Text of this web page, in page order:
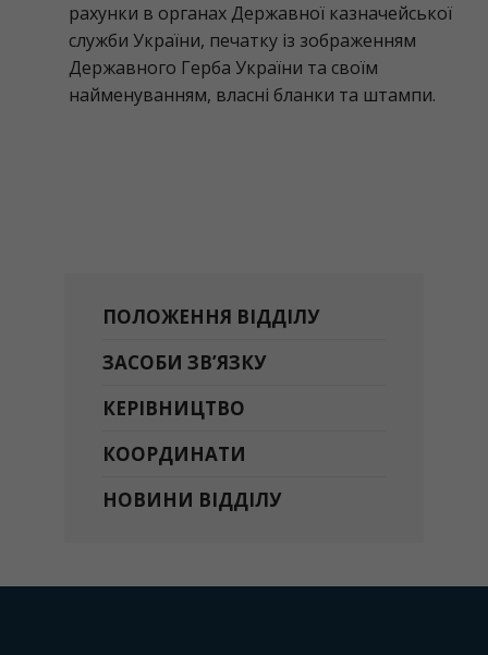
рахунки в органах Державної казначейської
служби України, печатку із зображенням
Державного Герба України та своїм
найменуванням, власні бланки та штампи.
ПОЛОЖЕННЯ ВІДДІЛУ
ЗАСОБИ ЗВ’ЯЗКУ
КЕРІВНИЦТВО
КООРДИНАТИ
НОВИНИ ВІДДІЛУ